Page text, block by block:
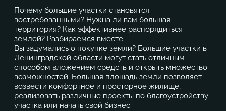
Почему большие участки становятся
востребованными? Нужна ли вам большая
территория? Как эффективнее распорядиться
землей? Разбираемся вместе.
Вы задумались о покупке земли? Большие участки в
Ленинградской области могут стать отличным
способом вложением средств и открыть множество
возможностей. Большая площадь земли позволяет
возвести комфортное и просторное жилище,
реализовать различные проекты по благоустройству
участка или начать свой бизнес.